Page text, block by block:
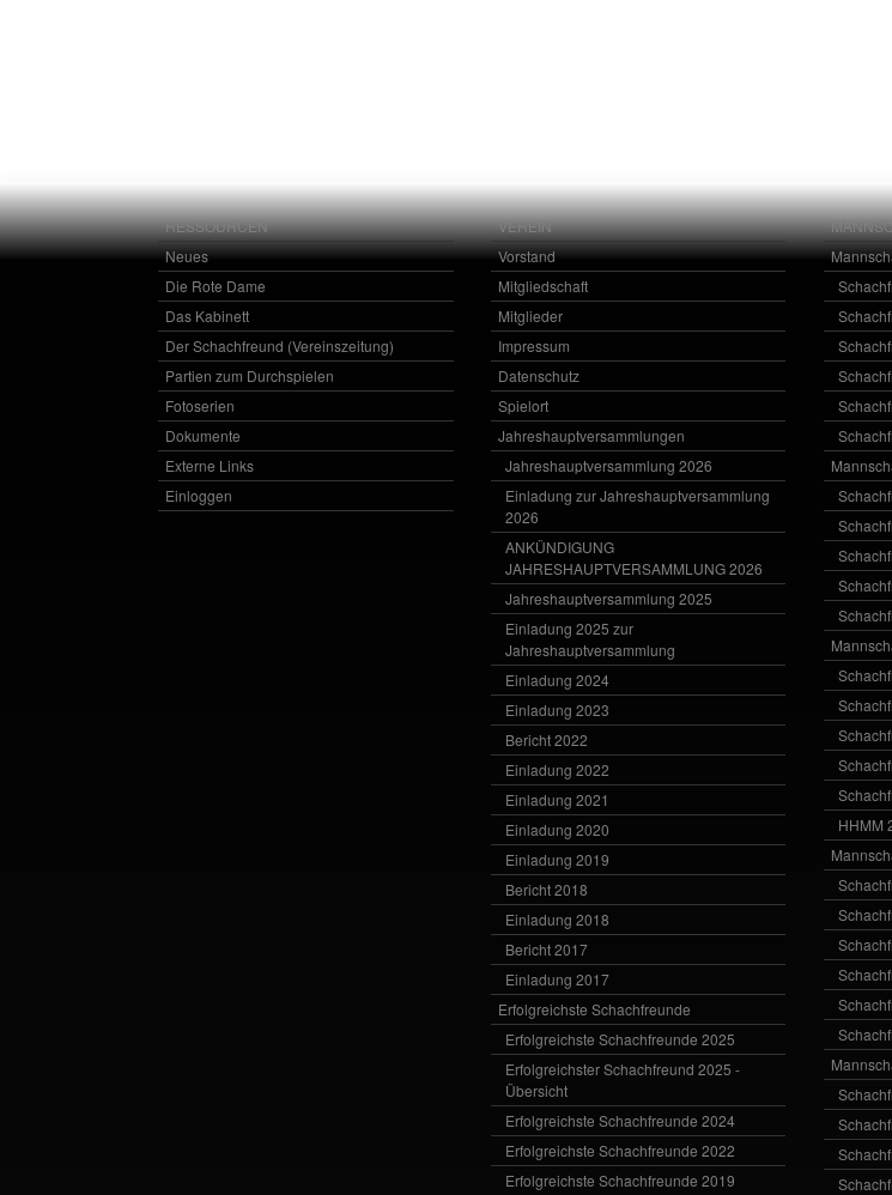
RESSOURCEN
Neues
Die Rote Dame
Das Kabinett
Der Schachfreund (Vereinszeitung)
Partien zum Durchspielen
Fotoserien
Dokumente
Externe Links
Einloggen
VEREIN
Vorstand
Mitgliedschaft
Mitglieder
Impressum
Datenschutz
Spielort
Jahreshauptversammlungen
Jahreshauptversammlung 2026
Einladung zur Jahreshauptversammlung
2026
ANKÜNDIGUNG
JAHRESHAUPTVERSAMMLUNG 2026
Jahreshauptversammlung 2025
Einladung 2025 zur
Jahreshauptversammlung
Einladung 2024
Einladung 2023
Bericht 2022
Einladung 2022
Einladung 2021
Einladung 2020
Einladung 2019
Bericht 2018
Einladung 2018
Bericht 2017
Einladung 2017
Erfolgreichste Schachfreunde
Erfolgreichste Schachfreunde 2025
Erfolgreichster Schachfreund 2025 -
Übersicht
Erfolgreichste Schachfreunde 2024
Erfolgreichste Schachfreunde 2022
Erfolgreichste Schachfreunde 2019
HHMM